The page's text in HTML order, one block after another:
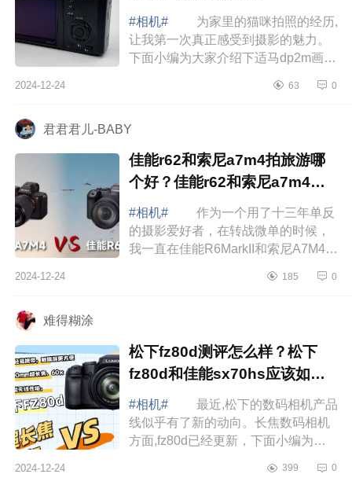
#相机#
为家里的猫咪拍照的经历,
让我第一次真正感受到摄影的魅力。
下面小编为大家介绍下适马dp2m画质
适马dp2m画质怎么样 今天想跟你
2024-12-24 63 0
君君君儿-BABY
佳能r62和索尼a7m4拍旅游哪
个好？佳能r62和索尼a7m4画
质对比
#相机#
作为一个用了十三年单反
的摄影爱好者，在转战微单的时候，
我一直在佳能R6MarkII和索尼A7M4之
好好整理一下我的心路历程，希望能
2024-12-24 185 0
难得糊涂
松下fz80d测评怎么样？松下
fz80d和佳能sx70hs应该如何
选
#相机#
最近,松下的数码相机产品
线似乎有了新的动向。长焦数码相机
方面,fz80d已经更新，下面小编为大
fz80d和佳能sx70hs应该如何选 松
2024-12-24 399 0